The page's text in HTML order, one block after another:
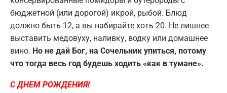
бюджетной (или дорогой) икрой, рыбой. Блюд
должно быть 12, а вы набирайте хоть 20. Не лишнее
выставить медовуху, наливку, водку или домашнее
вино. Но не дай Бог, на Сочельник упиться, потому
что тогда весь год будешь ходить «как в тумане».
С ДНЕМ РОЖДЕНИЯ!